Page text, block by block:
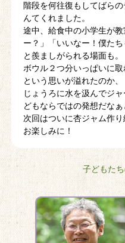
階段を何往復もしてばら
んてくれました。
途中、給食中の小学生が
ー？」「いいなー！僕たち
と羨ましがられる場面も。
ボウル２つ分いっぱいに
という思いが溢れたのか、
じょうろに水を汲んでジ
どもならではの発想だな
次回はついに杏ジャム作
お楽しみに！
子どもた